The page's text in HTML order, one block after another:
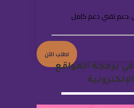
:دعم تقني دعم كامل
اطلب الآن
في برمجة المواقع
الإلكترونية